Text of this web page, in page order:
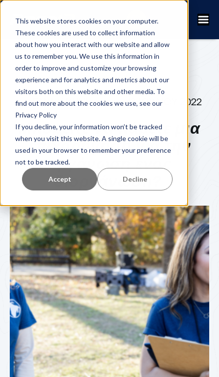
This website stores cookies on your computer.
These cookies are used to collect information
about how you interact with our website and allow
us to remember you. We use this information in
order to improve and customize your browsing
experience and for analytics and metrics about our
visitors both on this website and other media. To
find out more about the cookies we use, see our
Privacy Policy
If you decline, your information won’t be tracked
when you visit this website. A single cookie will be
used in your browser to remember your preference
not to be tracked.
Accept Decline
FANNY KUHN 12 ΙΟΥΛΊΟΥ 2022
Μπορείτε να πάρετε μια
επιχορήγηση για την
οργάνωση ενός
διοργάνωση?